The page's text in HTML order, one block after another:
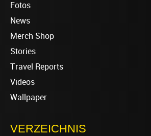
Fotos
News
Merch Shop
Stories
Travel Reports
Videos
Wallpaper
VERZEICHNIS